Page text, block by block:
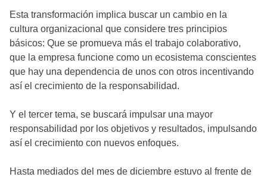
Esta transformación implica buscar un cambio en la
cultura organizacional que considere tres principios
básicos: Que se promueva más el trabajo colaborativo,
que la empresa funcione como un ecosistema conscientes
que hay una dependencia de unos con otros incentivando
así el crecimiento de la responsabilidad.
Y el tercer tema, se buscará impulsar una mayor
responsabilidad por los objetivos y resultados, impulsando
así el crecimiento con nuevos enfoques.
Hasta mediados del mes de diciembre estuvo al frente de